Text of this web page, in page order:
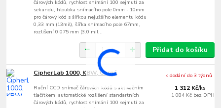
čárových kódů, rychlost snímání 100 sejmutí za
sekundu, hloubka snímacího pole 0mm - 10mm
pro čárový kód s šířkou nejužšího elementu kódu
0,33 mm (13mil), šířka snímacího pole 67mm,
rozlišení 0.075 mm (3.0 mil...
Přidat do košíku
CipherLab 1000, KBW, Černá
Ruční CCD snímač čárových kódů s aktivačním
tlačítkem, automatické rozlišení standartních
čárových kódů, rychlost snímání 100 sejmutí za
1 312 Kč/ks
1 084 Kč bez DPH
k dodání do 3 týdnů